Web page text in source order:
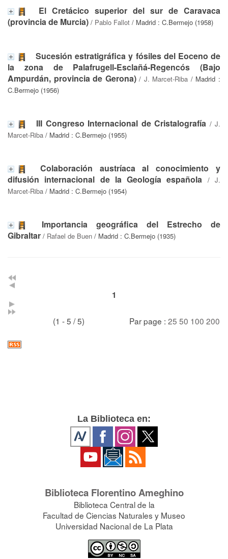
El Cretácico superior del sur de Caravaca
(provincia de Murcia) / Pablo Fallot / Madrid : C.Bermejo (1958)
Sucesión estratigráfica y fósiles del Eoceno de
la zona de Palafrugell-Esclañá-Regencós (Bajo
Ampurdán, provincia de Gerona)/ J. Marcet-Riba / Madrid :
C.Bermejo (1956)
III Congreso Internacional de Cristalografía /J.
Marcet-Riba / Madrid : C.Bermejo (1955)
Colaboración austríaca al conocimiento y
difusión internacional de la Geología española /J.
Marcet-Riba / Madrid : C.Bermejo (1954)
Importancia geográfica del Estrecho de
Gibraltar / Rafael de Buen / Madrid : C.Bermejo (1935)
1
(1 - 5 / 5) Par page : 25 50 100 200
La Biblioteca en:
Biblioteca Florentino Ameghino
Biblioteca Central de la
Facultad de Ciencias Naturales y Museo
Universidad Nacional de La Plata